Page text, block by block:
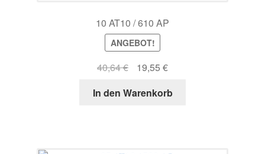
10 AT10 / 610 AP
ANGEBOT!
40,64€
Ursprünglicher
war:
19,55 €Aktueller
ist:
In den Warenkorb